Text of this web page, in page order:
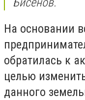
На основании
обратилась к
целью
данного